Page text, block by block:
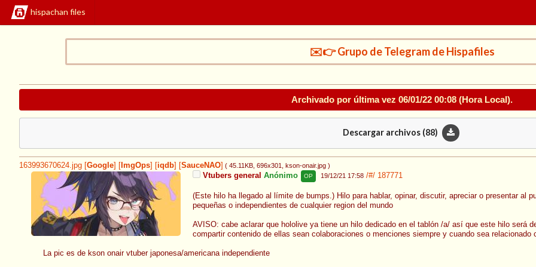
hispachan files
✉️👉 Grupo de Telegram de Hispafiles
Archivado por última vez 06/01/22 00:08 (Hora Local).
Descargar archivos (88)
163993670624.jpg Google ImgOps iqdb SauceNAO ( 45.11KB , 696x301 , kson-onair.jpg )
Vtubers general Anónimo OP 19/12/21 17:58 /#/ 187771
(Este hilo ha llegado al límite de bumps.) Hilo para hablar, opinar, discutir, apreciar o presentar al
pequeñas o independientes de cualquier region del mundo
AVISO: cabe aclarar que hololive ya tiene un hilo dedicado en el tablón /a/ así que este hilo será
compartir contenido de ellas sean colaboraciones o menciones siempre y cuando sea
La pic es de kson onair vtuber japonesa/americana independiente